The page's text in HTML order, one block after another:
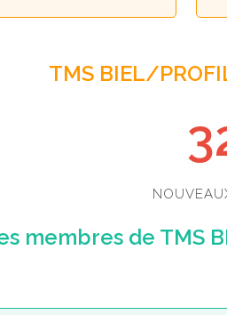
TMS BIEL/
membres de TMS